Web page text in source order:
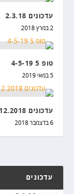
עדכונים 2.3.18
2 במרץ 2018
טופ 5 4-5-19
5 במאי 2019
עדכונים 6.12.2018
6 בדצמבר 2018
עדכונים